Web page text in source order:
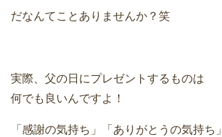
だなんてことありませんか？笑
実際、父の日にプレゼントするものは
何でも良いんですよ！
「感謝の気持ち」「ありがとうの気持ち」